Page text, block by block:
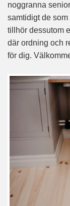
noggranna
samtidigt de
tillhör dessutom
där ordning och
för dig.